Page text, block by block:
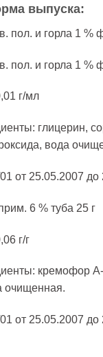
выпуска:
пол. и горла 1 %
пол. и горла 1 %
г/мл
глицерин,
вода
от 25.05.2007 до
6 % туба 25 г
г/г
кремофор
очищенная.
от 25.05.2007 до